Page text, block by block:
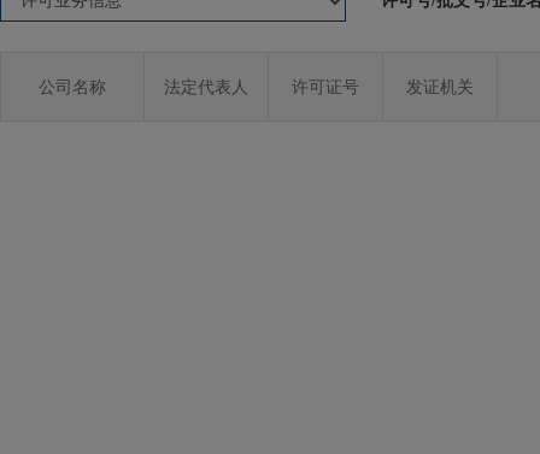
公司名称 法定代表人 许可证号 发证机关